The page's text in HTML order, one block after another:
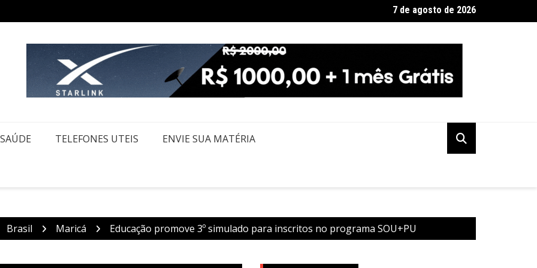
Polícia Federal indicia 16 pessoas por queda de avião da Voepass
7 de agosto de 2026
SAÚDE TELEFONES UTEIS ENVIE SUA MATÉRIA
Brasil Maricá Educação promove 3º simulado para inscritos no programa SOU+PU